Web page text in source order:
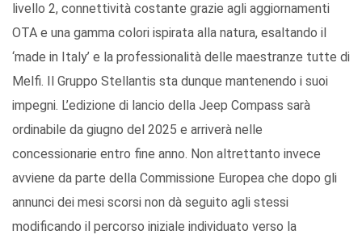
livello 2, connettività costante grazie agli aggiornamenti
OTA e una gamma colori ispirata alla natura, esaltando il
‘made in Italy’ e la professionalità delle maestranze tutte di
Melfi. Il Gruppo Stellantis sta dunque mantenendo i suoi
impegni. L’edizione di lancio della Jeep Compass sarà
ordinabile da giugno del 2025 e arriverà nelle
concessionarie entro fine anno. Non altrettanto invece
avviene da parte della Commissione Europea che dopo gli
annunci dei mesi scorsi non dà seguito agli stessi
modificando il percorso iniziale individuato verso la